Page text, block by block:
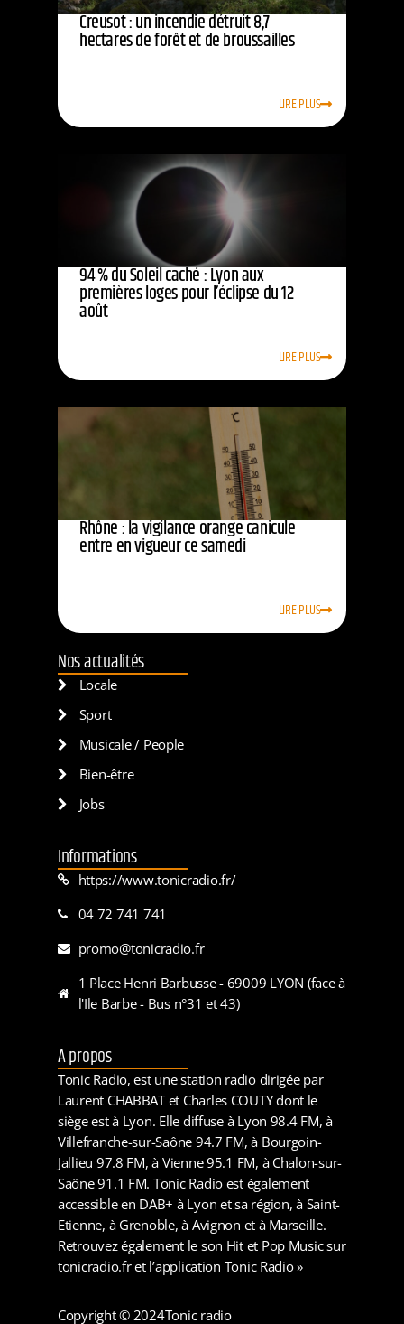
Creusot : un incendie détruit 8,7
hectares de forêt et de broussailles
LIRE PLUS
94 % du Soleil caché : Lyon aux
premières loges pour l’éclipse du 12
août
LIRE PLUS
Rhône : la vigilance orange canicule
entre en vigueur ce samedi
LIRE PLUS
Nos actualités
Locale
Sport
Musicale / People
Bien-être
Jobs
Informations
https://www.tonicradio.fr/
04 72 741 741
promo@tonicradio.fr
1 Place Henri Barbusse - 69009 LYON (face à
l'Ile Barbe - Bus n°31 et 43)
A propos
Tonic Radio, est une station radio dirigée par
Laurent CHABBAT et Charles COUTY dont le
siège est à Lyon. Elle diffuse à Lyon 98.4 FM, à
Villefranche-sur-Saône 94.7 FM, à Bourgoin-
Jallieu 97.8 FM, à Vienne 95.1 FM, à Chalon-sur-
Saône 91.1 FM. Tonic Radio est également
accessible en DAB+ à Lyon et sa région, à Saint-
Etienne, à Grenoble, à Avignon et à Marseille.
Retrouvez également le son Hit et Pop Music sur
tonicradio.fr et l’application Tonic Radio »
Copyright © 2024Tonic radio